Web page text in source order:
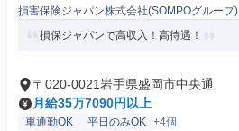
損害保険ジャパン株式会社(SOMPOグループ)
損保ジャパンで高収入！高待遇！
〒020-0021岩手県盛岡市中央通
月給35万7090円以上
車通勤OK 平日のみOK +4個